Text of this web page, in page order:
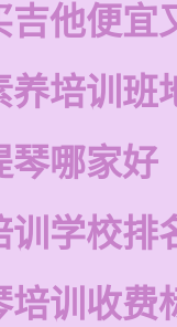
吉他便宜
养培训班
琴哪家好
训学校排
培训收费